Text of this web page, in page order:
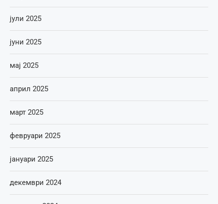
јули 2025
јуни 2025
мај 2025
април 2025
март 2025
февруари 2025
јануари 2025
декември 2024